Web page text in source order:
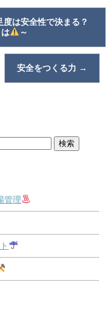
は安全性で決まる？
～
安全をつくる力 →
管理